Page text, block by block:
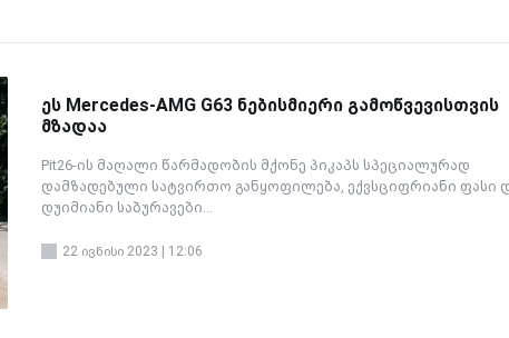
ეს Mercedes-AMG G63 ნებისმიერი გამოწვევისთვის
მზადაა
Pit26-ის მაღალი წარმადობის მქონე პიკაპს სპეციალურად
დამზადებული სატვირთო განყოფილება, ექვსციფრიანი ფასი
დუიმიანი საბურავები...
22 ივნისი 2023 | 12:06